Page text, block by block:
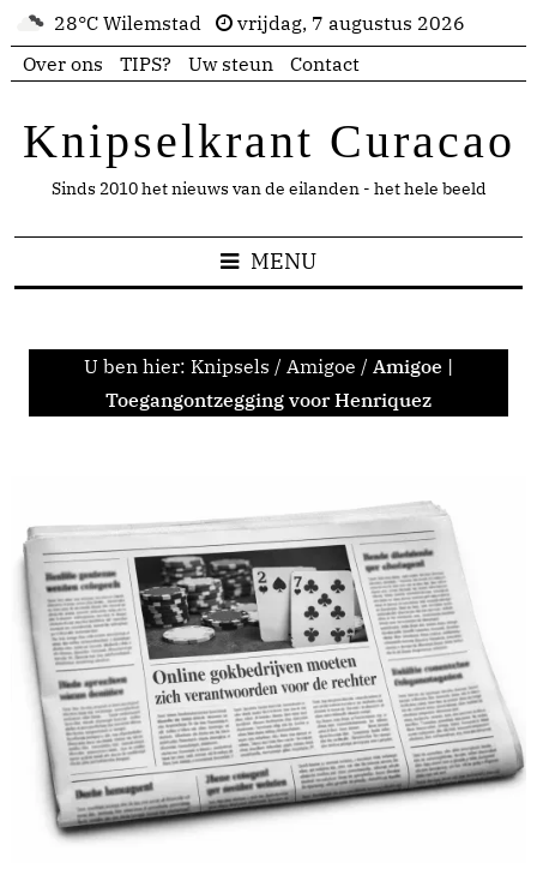
28°C Wilemstad
vrijdag, 7 augustus 2026
Over ons
TIPS? Uw steun Contact
Knipselkrant Curacao
Sinds 2010 het nieuws van de eilanden - het hele beeld
MENU
U ben hier: Knipsels / Amigoe / Amigoe |
Toegangontzegging voor Henriquez